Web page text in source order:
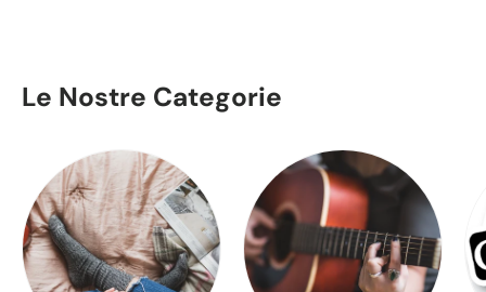
Le Nostre Categorie